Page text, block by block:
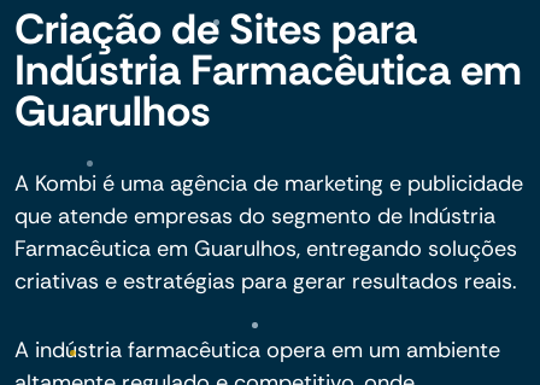
Criação de Sites para
Indústria Farmacêutica em
Guarulhos
A Kombi é uma agência de marketing e publicidade
que atende empresas do segmento de Indústria
Farmacêutica em Guarulhos, entregando soluções
criativas e estratégias para gerar resultados reais.
A indústria farmacêutica opera em um ambiente